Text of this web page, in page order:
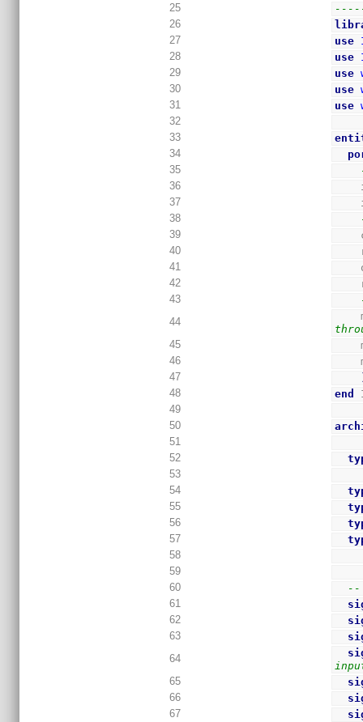
25
26
27
use
28
use
29
use
30
use
31
use
32
33
34
35
36
37
38
39
40
41
42
43
44
45
46
47
48
end
49
50
51
52
53
54
55
56
57
58
59
60
--
61
62
63
64
65
66
67